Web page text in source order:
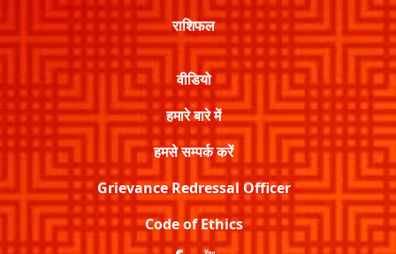
राशिफल
वीडियो
हमारे बारे में
हमसे सम्पर्क करें
Grievance Redressal Officer
Code of Ethics